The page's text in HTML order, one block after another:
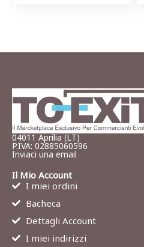
04011 Aprilia (LT)
P.IVA: 02885060596
Inviaci una email
Il Mio Account
I miei ordini
Bacheca
Dettagli Account
I miei indirizzi